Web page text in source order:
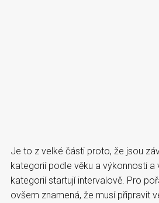
Je to z velké části proto, že jsou
kategorií podle věku a výkonnosti a
kategorií startují intervalově. Pro
ovšem znamená, že musí připravit